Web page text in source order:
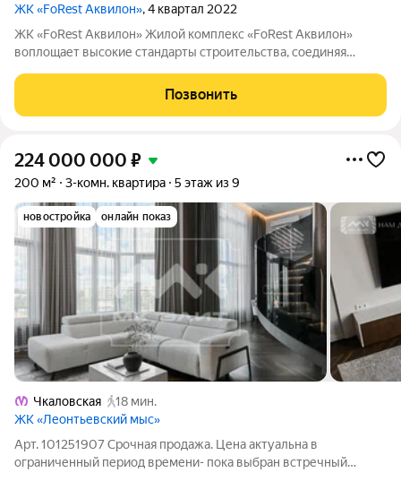
ЖК «FoRest Аквилон», 4 квартал 2022
ЖК «FoRest Аквилон» Жилой комплекс «FoRest Аквилон»
воплощает высокие стандарты строительства, соединяя
урбанистики. Жилой комплекс «FoRest Аквилон» сдан и
сдается с предчистовой отделкой. Доступны
Позвонить
224 000 000 ₽
200 м² 3-комн. квартира 5 этаж из 9
новостройка онлайн показ
Чкаловская
18 мин.
ЖК «Леонтьевский мыс»
Арт. 101251907 Срочная продажа. Цена актуальна в
ограниченный период времени- пока выбран встречный